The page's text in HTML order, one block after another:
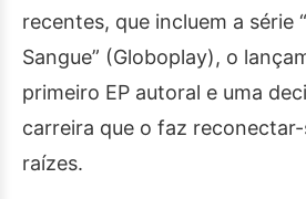
recentes, que incluem a série
Sangue” (Globoplay), o
primeiro EP autoral e uma
carreira que o faz
raízes.